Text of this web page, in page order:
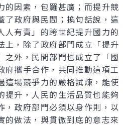
因素，包羅甚廣；而提升競
了政府與民間；換句話說，這
人有責」的跨世紀提升國力的
上，除了政府部門成立「提升
之外，民間部門也成立了「國
府攜手合作，共同推動這項工
這場競爭力的嚴格試煉，能使
提升，人民的生活品質也能夠
，政府部門必須以身作則，以
的做法，與貫徹到底的意志來